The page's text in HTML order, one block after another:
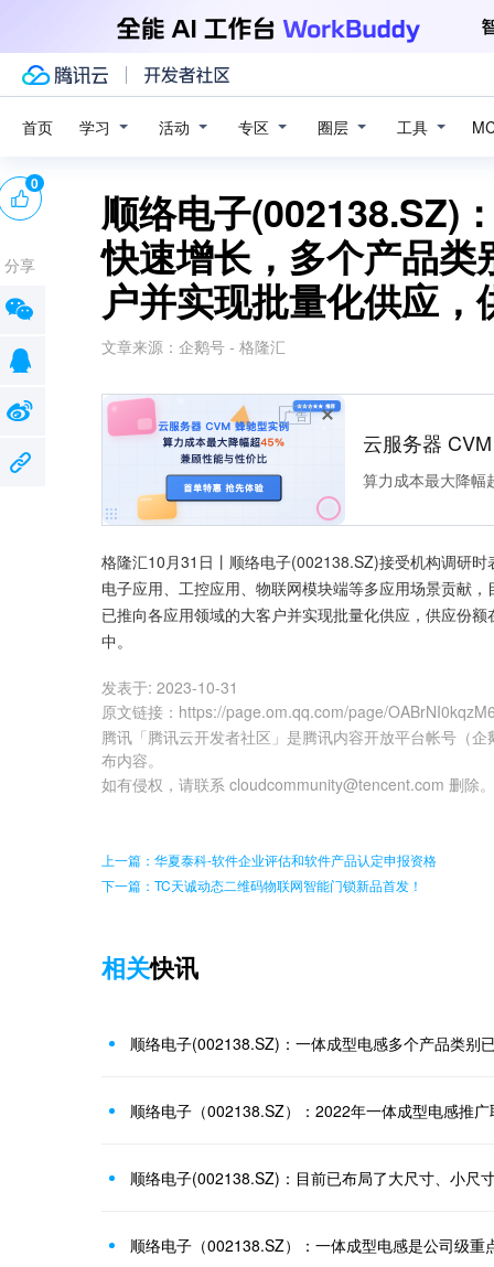
首页 学习 活动 专区 圈层 工具
顺络电子(002138.SZ)
快速增长，多个产品
户并实现批量化供应
文章来源： 企鹅号 - 格隆汇
广告
云服务器
算力成本最大降幅
格隆汇10月31日丨顺络电子(002138.SZ)接受机构调研
电子应用、工控应用、物联网模块端等多应用场景贡献
已推向各应用领域的大客户并实现批量化供应，供应份
中。
发表于: 2023-10-31
原文链接 ： https://page.om.qq.com/page/
腾讯「腾讯云开发者社区」是腾讯内容开放平台帐号（
布内容。
如有侵权，请联系 cloudcommunity@tencent.com 删除。
0
分享
上一篇：华夏泰科-软件企业评估和软件产品认定申报资格
下一篇：TC天诚动态二维码物联网智能门锁新品首发！
相关快讯
顺络电子（002138.SZ）：一体成型电感是公司级重